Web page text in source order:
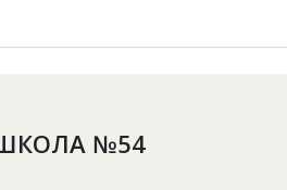
№54